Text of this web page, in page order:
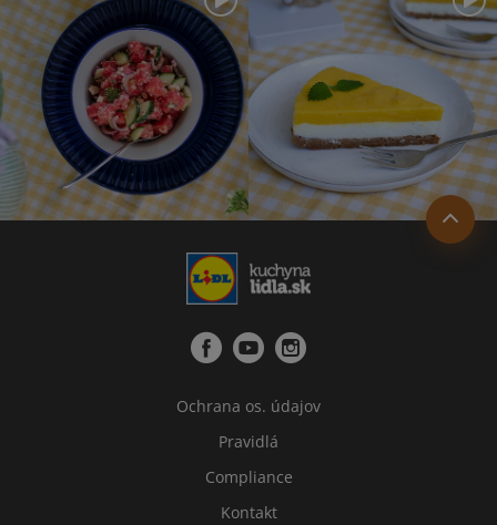
Ochrana os. údajov
Pravidlá
Compliance
Kontakt